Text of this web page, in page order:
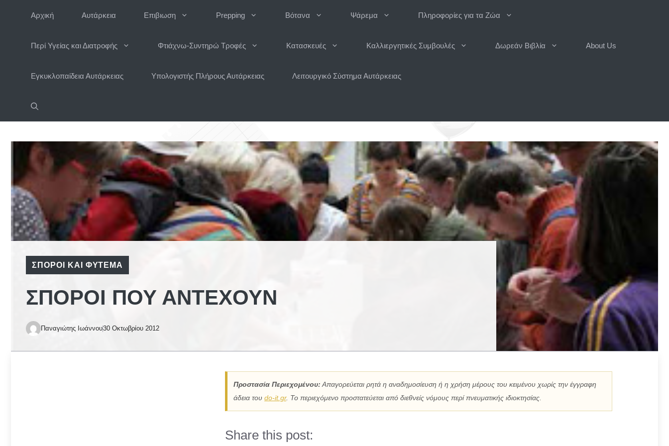
Αρχική Αυτάρκεια Επιβιωση Prepping Βότανα Ψάρεμα Πληροφορίες για τα Ζώα
Περί Υγείας και Διατροφής Φτιάχνω-Συντηρώ Τροφές Κατασκευές Καλλιεργητικές Συμβουλές Δωρεάν Βιβλία About Us
Εγκυκλοπαίδεια Αυτάρκειας Υπολογιστής Πλήρους Αυτάρκειας Λειτουργικό Σύστημα Αυτάρκειας
ΣΠΌΡΟΙ ΚΑΙ ΦΎΤΕΜΑ
ΣΠΌΡΟΙ ΠΟΥ ΑΝΤΈΧΟΥΝ
Παναγιώτης Ιωάννου30 Οκτωβρίου 2012
Προστασία Περιεχομένου: Απαγορεύεται ρητά η αναδημοσίευση ή η χρήση μέρους του κειμένου χωρίς την έγγραφη
άδεια του do-it.gr. Το περιεχόμενο προστατεύεται από διεθνείς νόμους περί πνευματικής ιδιοκτησίας.
Share this post: